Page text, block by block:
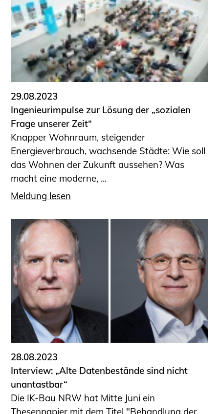
29.08.2023
Ingenieurimpulse zur Lösung der „sozialen
Frage unserer Zeit“
Knapper Wohnraum, steigender
Energieverbrauch, wachsende Städte: Wie soll
das Wohnen der Zukunft aussehen? Was
macht eine moderne, ...
Meldung lesen
28.08.2023
Interview: „Alte Datenbestände sind nicht
unantastbar“
Die IK-Bau NRW hat Mitte Juni ein
Thesenpapier mit dem Titel "Behandlung der